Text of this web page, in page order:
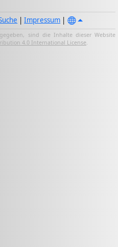
|Impressum |
sind die Inhalte dieser Website
4.0 International License.